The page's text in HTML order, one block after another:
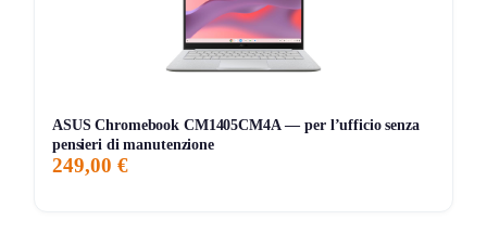
ASUS Chromebook CM1405CM4A — per l’ufficio senza
pensieri di manutenzione
249,00 €